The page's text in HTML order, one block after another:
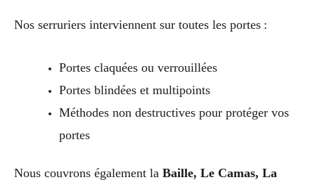
Nos serruriers interviennent sur toutes les portes :
Portes claquées ou verrouillées
Portes blindées et multipoints
Méthodes non destructives pour protéger vos
portes
Nous couvrons également la Baille, Le Camas, La